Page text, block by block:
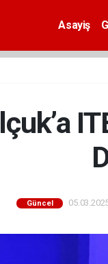
Asayiş
Güncel